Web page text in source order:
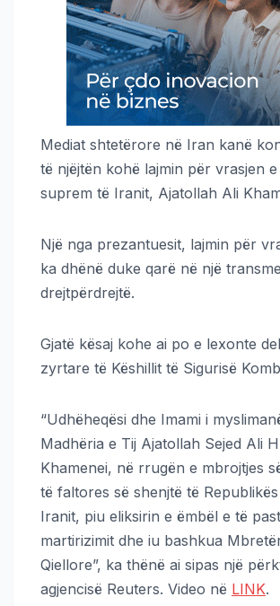
Mediat shtetërore në Iran kanë
të njëjtën kohë lajmin për vrasjen
suprem të Iranit, Ajatollah Ali
Një nga prezantuesit, lajmin për
ka dhënë duke qarë në një
drejtpërdrejtë.
Gjatë kësaj kohe ai po e lexonte
zyrtare të Këshillit të Sigurisë
“Udhëheqësi dhe Imami i
Madhëria e Tij Ajatollah Sejed Ali
Khamenei, në rrugën e mbrojtjes
të faltores së shenjtë të
Iranit, piu eliksirin e ëmbël e të
martirizimit dhe iu bashkua
Qiellore”, ka thënë ai sipas një
agjencisë Reuters. Video në LINK.